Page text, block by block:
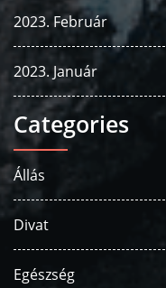
2023. Február
2023. Január
Categories
Állás
Divat
Egészség